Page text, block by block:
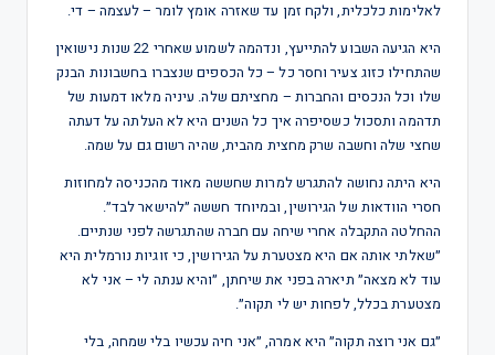
לאלימות כלכלית, ולקח זמן עד שאזרה אומץ לומר – לעצמה – די.
היא הגיעה השבוע להתייעץ, ונדהמה לשמוע שאחרי 22 שנות נישואין
שהתחילו כזוג צעיר וחסר כל – כל הכספים שנצברו בחשבונות הבנק
שלו וכל הנכסים והחברות – מחציתם שלה. עיניה מלאו דמעות של
תדהמה ותסכול כשסיפרה איך כל השנים היא לא העלתה על דעתה
שחצי שלה וחשבה שרק מחצית מהבית, שהיה רשום גם על שמה.
היא היתה נחושה להתגרש למרות שחששה מאוד מהכניסה למחוזות
חסרי הוודאות של הגירושין, ובמיוחד חששה ״להישאר לבד״.
ההחלטה התקבלה אחרי שיחה עם חברה שהתגרשה לפני שנתיים.
״שאלתי אותה אם היא מצטערת על הגירושין, כי זוגיות נורמלית היא
עוד לא מצאה״ תיארה בפני את שיחתן, ״והיא ענתה לי – אני לא
מצטערת בכלל, לפחות יש לי תקוה״.
״גם אני רוצה תקוה״ היא אמרה, ״אני חיה עכשיו בלי שמחה, בלי